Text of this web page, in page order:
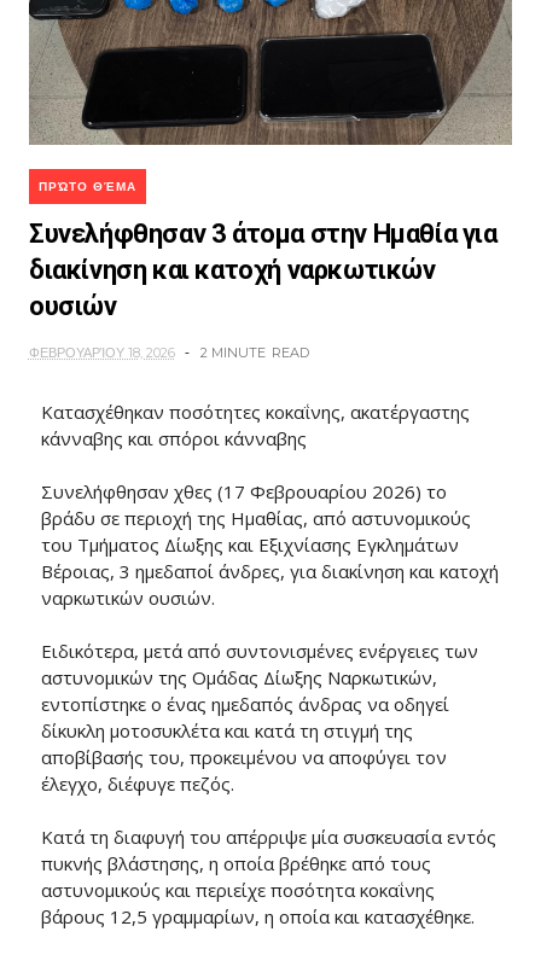
ΠΡΏΤΟ ΘΈΜΑ
Συνελήφθησαν 3 άτομα στην Ημαθία για
διακίνηση και κατοχή ναρκωτικών
ουσιών
ΦΕΒΡΟΥΑΡΊΟΥ 18, 2026 2 MINUTE READ
Κατασχέθηκαν ποσότητες κοκαΐνης, ακατέργαστης
κάνναβης και σπόροι κάνναβης
Συνελήφθησαν χθες (17 Φεβρουαρίου 2026) το
βράδυ σε περιοχή της Ημαθίας, από αστυνομικούς
του Τμήματος Δίωξης και Εξιχνίασης Εγκλημάτων
Βέροιας, 3 ημεδαποί άνδρες, για διακίνηση και κατοχή
ναρκωτικών ουσιών.
Ειδικότερα, μετά από συντονισμένες ενέργειες των
αστυνομικών της Ομάδας Δίωξης Ναρκωτικών,
εντοπίστηκε ο ένας ημεδαπός άνδρας να οδηγεί
δίκυκλη μοτοσυκλέτα και κατά τη στιγμή της
αποβίβασής του, προκειμένου να αποφύγει τον
έλεγχο, διέφυγε πεζός.
Κατά τη διαφυγή του απέρριψε μία συσκευασία εντός
πυκνής βλάστησης, η οποία βρέθηκε από τους
αστυνομικούς και περιείχε ποσότητα κοκαΐνης
βάρους 12,5 γραμμαρίων, η οποία και κατασχέθηκε.